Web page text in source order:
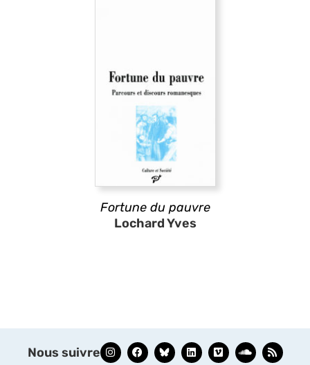
Fortune du pauvre
Lochard Yves
Nous suivre